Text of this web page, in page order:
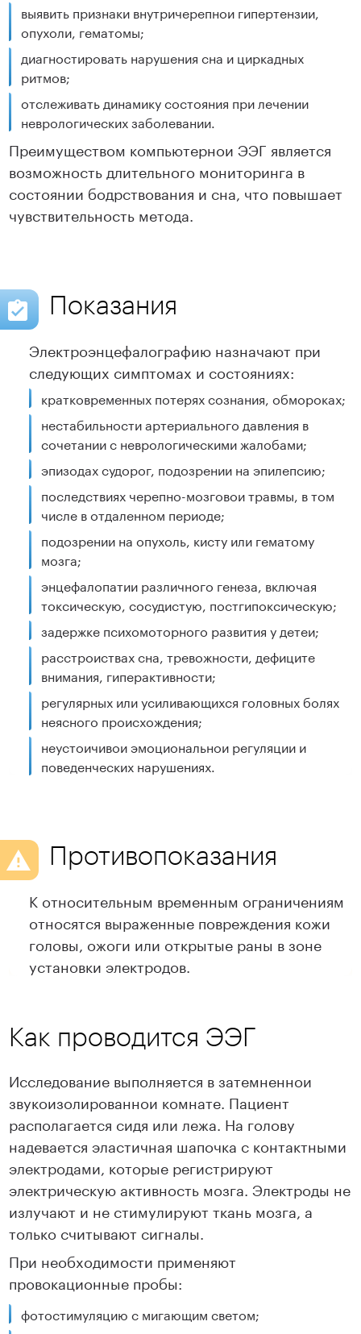
выявить признаки внутричерепнои гипертензии,
опухоли, гематомы;
диагностировать нарушения сна и циркадных
ритмов;
отслеживать динамику состояния при лечении
неврологических заболевании.
Преимуществом компьютернои ЭЭГ является
возможность длительного мониторинга в
состоянии бодрствования и сна, что повышает
чувствительность метода.
Показания
Электроэнцефалографию назначают при
следующих симптомах и состояниях:
кратковременных потерях сознания, обмороках;
нестабильности артериального давления в
сочетании с неврологическими жалобами;
эпизодах судорог, подозрении на эпилепсию;
последствиях черепно-мозговои травмы, в том
числе в отдаленном периоде;
подозрении на опухоль, кисту или гематому
мозга;
энцефалопатии различного генеза, включая
токсическую, сосудистую, постгипоксическую;
задержке психомоторного развития у детеи;
расстроиствах сна, тревожности, дефиците
внимания, гиперактивности;
регулярных или усиливающихся головных болях
неясного происхождения;
неустоичивои эмоциональнои регуляции и
поведенческих нарушениях.
Противопоказания
К относительным временным ограничениям
относятся выраженные повреждения кожи
головы, ожоги или открытые раны в зоне
установки электродов.
Как проводится ЭЭГ
Исследование выполняется в затемненнои
звукоизолированнои комнате. Пациент
располагается сидя или лежа. На голову
надевается эластичная шапочка с контактными
электродами, которые регистрируют
электрическую активность мозга. Электроды не
излучают и не стимулируют ткань мозга, а
только считывают сигналы.
При необходимости применяют
провокационные пробы:
фотостимуляцию с мигающим светом;